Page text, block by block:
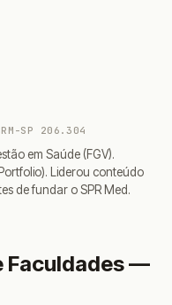
SP 206.304
em Saúde (FGV).
Liderou conteúdo
de fundar o SPR Med.
Faculdades —